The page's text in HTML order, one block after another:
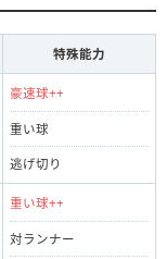
特殊能力
豪速球++
重い球
逃げ切り
重い球++
対ランナー